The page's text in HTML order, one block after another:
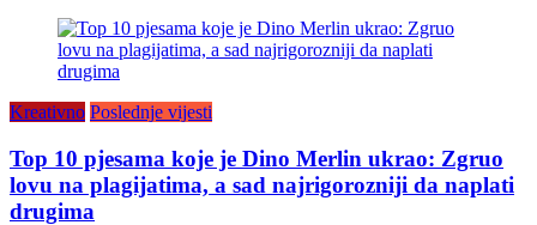
Kreativno Poslednje vijesti
Top 10 pjesama koje je Dino Merlin ukrao: Zgruo
lovu na plagijatima, a sad najrigorozniji da naplati
drugima